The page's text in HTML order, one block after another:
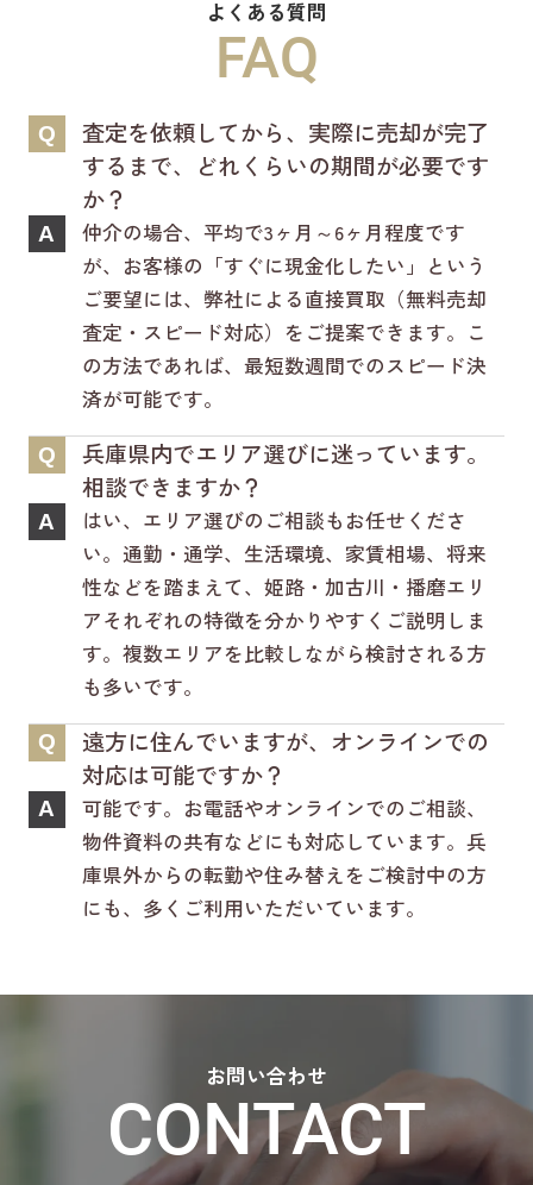
新ホームページは検索も楽々♪スマホに
是非一度ご覧ください(^^♪
よくある質問
FAQ
Q
査定を依頼してから、実際に売却が完了
するまで、どれくらいの期間が必要です
か？
A
仲介の場合、平均で3ヶ月～6ヶ月程度です
が、お客様の「すぐに現金化したい」という
ご要望には、弊社による直接買取（無料売却
査定・スピード対応）をご提案できます。こ
の方法であれば、最短数週間でのスピード決
済が可能です。
Q
兵庫県内でエリア選びに迷っています。
相談できますか？
A
はい、エリア選びのご相談もお任せくださ
い。通勤・通学、生活環境、家賃相場、将来
性などを踏まえて、姫路・加古川・播磨エリ
アそれぞれの特徴を分かりやすくご説明しま
す。複数エリアを比較しながら検討される方
も多いです。
Q
遠方に住んでいますが、オンラインでの
対応は可能ですか？
A
可能です。お電話やオンラインでのご相談、
物件資料の共有などにも対応しています。兵
庫県外からの転勤や住み替えをご検討中の方
にも、多くご利用いただいています。
お問い合わせ
CONTACT